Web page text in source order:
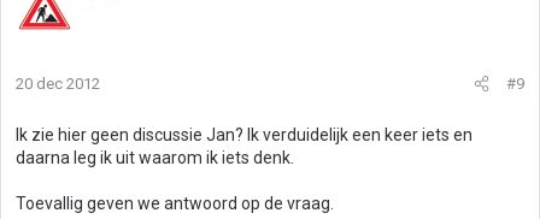
20 dec 2012 #9
Ik zie hier geen discussie Jan? Ik verduidelijk een keer iets en
daarna leg ik uit waarom ik iets denk.
Toevallig geven we antwoord op de vraag.